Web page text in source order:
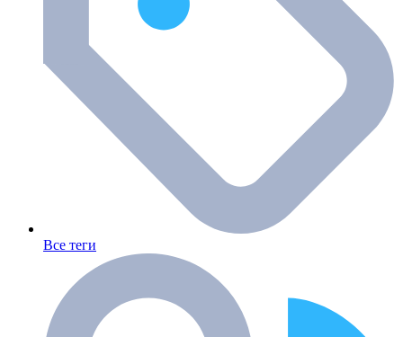
Все теги